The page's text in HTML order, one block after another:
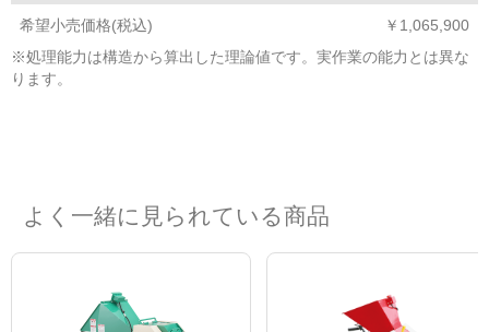
希望小売価格(税込)
￥1,065,900
※処理能力は構造から算出した理論値です。実作業の能力とは異な
ります。
よく一緒に見られている商品